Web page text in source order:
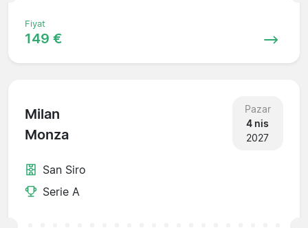
Fiyat
149 €
Milan
Monza
Pazar
4 nis
2027
San Siro
Serie A